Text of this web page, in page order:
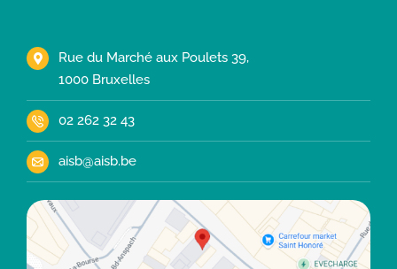
Rue du Marché aux Poulets 39,
1000 Bruxelles
02 262 32 43
aisb@aisb.be